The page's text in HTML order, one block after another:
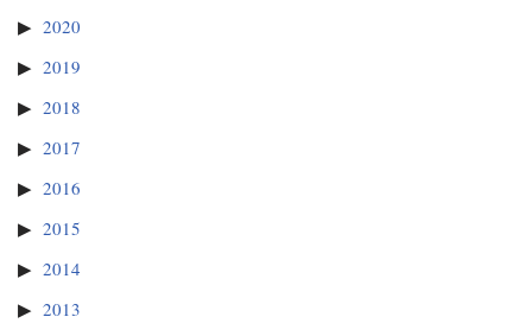
2020
2019
2018
2017
2016
2015
2014
2013